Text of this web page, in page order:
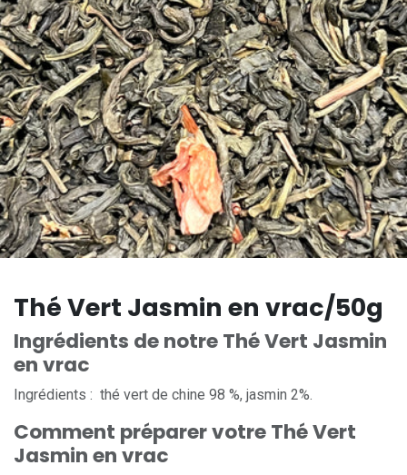
Thé Vert Jasmin en vrac/50g
Ingrédients de notre Thé Vert Jasmin
en vrac
Ingrédients : thé vert de chine 98 %, jasmin 2%.
Comment préparer votre Thé Vert
Jasmin en vrac